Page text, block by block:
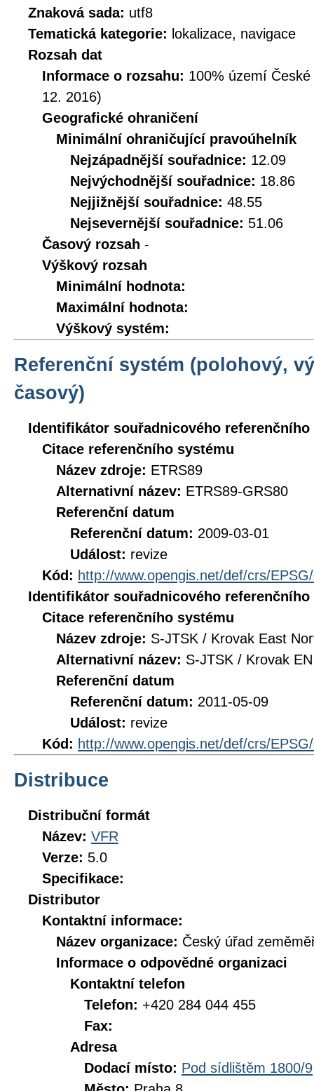
Znaková sada: utf8
Tematická kategorie: lokalizace, navigace
Rozsah dat
Informace o rozsahu: 100% území
12. 2016)
Geografické ohraničení
Minimální ohraničující pravoúhelník
Nejzápadnější souřadnice: 12.09
Nejvýchodnější souřadnice: 18.86
Nejjižnější souřadnice: 48.55
Nejsevernější souřadnice: 51.06
Časový rozsah -
Výškový rozsah
Minimální hodnota:
Maximální hodnota:
Výškový systém:
Referenční systém (polohový,
časový)
Identifikátor souřadnicového referenčního
Citace referenčního systému
Název zdroje: ETRS89
Alternativní název: ETRS89-GRS80
Referenční datum
Referenční datum: 2009-03-01
Událost: revize
Kód: http://www.opengis.net/def/crs/
Identifikátor souřadnicového referenčního
Citace referenčního systému
Název zdroje: S-JTSK / Krovak East
Alternativní název: S-JTSK / Krovak EN
Referenční datum
Referenční datum: 2011-05-09
Událost: revize
Kód: http://www.opengis.net/def/crs/
Distribuce
Distribuční formát
Název: VFR
Verze: 5.0
Specifikace:
Distributor
Kontaktní informace:
Název organizace: Český úřad
Informace o odpovědné organizaci
Kontaktní telefon
Telefon: +420 284 044 455
Fax:
Adresa
Dodací místo: Pod sídlištěm 1800/9